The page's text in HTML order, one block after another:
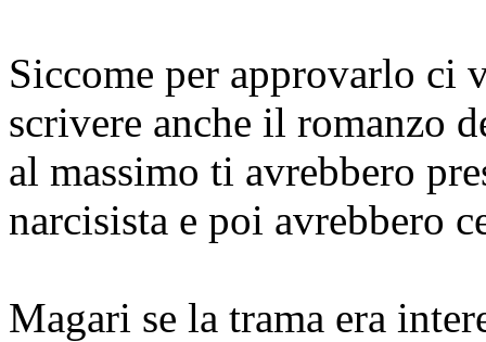
Siccome per approvarlo ci
scrivere anche il romanzo
al massimo ti avrebbero
narcisista e poi avrebbero
Magari se la trama era